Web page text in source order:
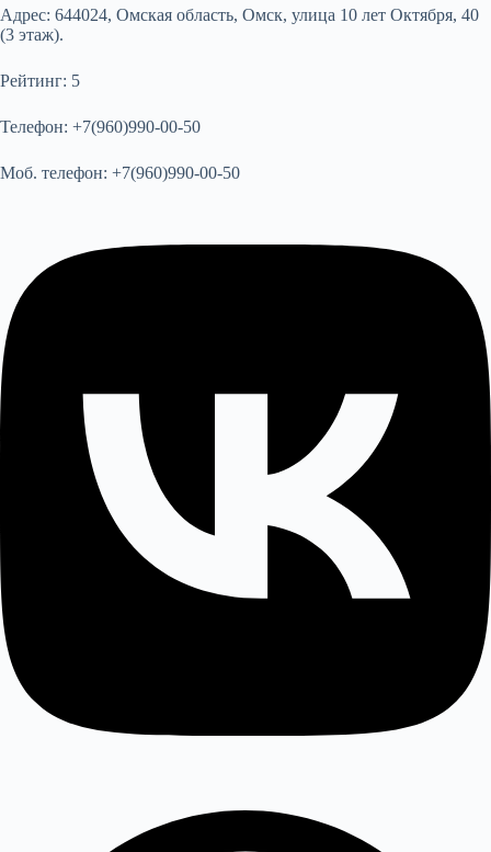
Адрес: 644024, Омская область, Омск, улица 10 лет Октября, 40
(3 этаж).
Рейтинг: 5
Телефон: +7(960)990-00-50
Моб. телефон: +7(960)990-00-50